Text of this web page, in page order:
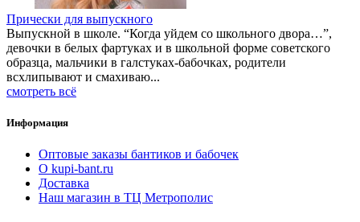
Прически для выпускного
Выпускной в школе. “Когда уйдем со школьного двора…”,
девочки в белых фартуках и в школьной форме советского
образца, мальчики в галстуках-бабочках, родители
всхлипывают и смахиваю...
смотреть всё
Информация
Оптовые заказы бантиков и бабочек
О kupi-bant.ru
Доставка
Наш магазин в ТЦ Метрополис